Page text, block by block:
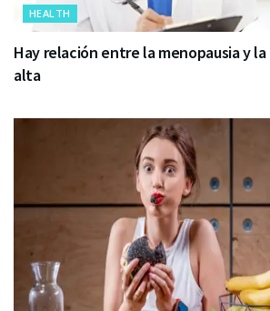
HEALTH
Hay relación entre la menopausia y
alta